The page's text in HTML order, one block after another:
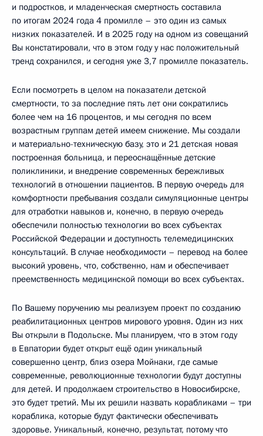
и подростков, и младенческая смертность составила
по итогам 2024 года 4 промилле – это один из самых
низких показателей. И в 2025 году на одном из совещаний
Вы констатировали, что в этом году у нас положительный
тренд сохранился, и сегодня уже 3,7 промилле показатель.
Если посмотреть в целом на показатели детской
смертности, то за последние пять лет они сократились
более чем на 16 процентов, и мы сегодня по всем
возрастным группам детей имеем снижение. Мы создали
и материально-техническую базу, это и 21 детская новая
построенная больница, и переоснащённые детские
поликлиники, и внедрение современных бережливых
технологий в отношении пациентов. В первую очередь для
комфортности пребывания создали симуляционные центры
для отработки навыков и, конечно, в первую очередь
обеспечили полностью технологии во всех субъектах
Российской Федерации и доступность телемедицинских
консультаций. В случае необходимости – перевод на более
высокий уровень, что, собственно, нам и обеспечивает
преемственность медицинской помощи во всех субъектах.
По Вашему поручению мы реализуем проект по созданию
реабилитационных центров мирового уровня. Один из них
Вы открыли в Подольске. Мы планируем, что в этом году
в Евпатории будет открыт ещё один уникальный
совершенно центр, близ озера Мойнаки, где самые
современные, революционные технологии будут доступны
для детей. И продолжаем строительство в Новосибирске,
это будет третий. Мы их решили назвать корабликами – три
кораблика, которые будут фактически обеспечивать
здоровье. Уникальный, конечно, результат, потому что